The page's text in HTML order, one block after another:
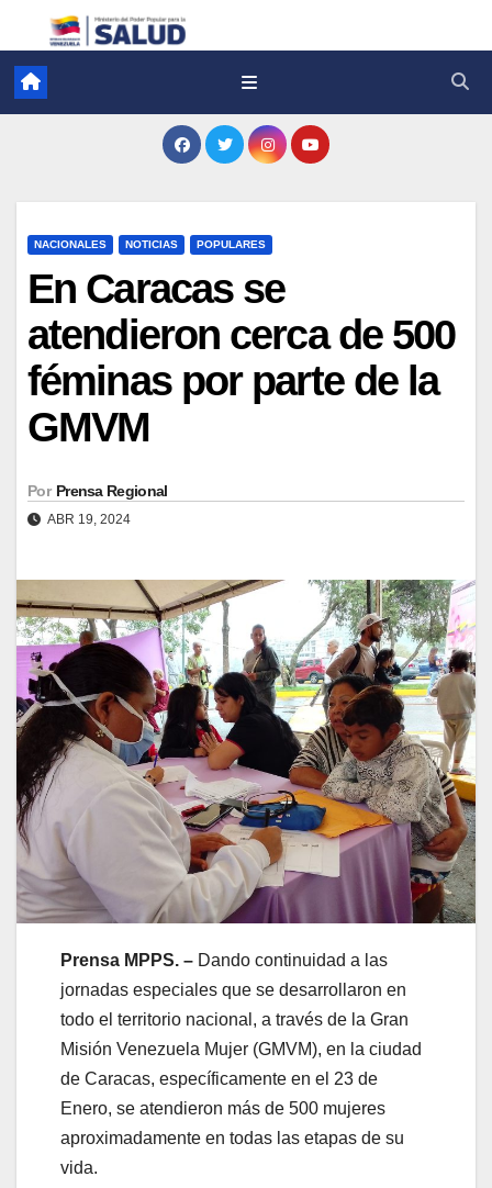
NACIONALES NOTICIAS POPULARES
En Caracas se
atendieron cerca de 500
féminas por parte de la
GMVM
Por Prensa Regional
ABR 19, 2024
Prensa MPPS. – Dando continuidad a las
jornadas especiales que se desarrollaron en
todo el territorio nacional, a través de la Gran
Misión Venezuela Mujer (GMVM), en la ciudad
de Caracas, específicamente en el 23 de
Enero, se atendieron más de 500 mujeres
aproximadamente en todas las etapas de su
vida.